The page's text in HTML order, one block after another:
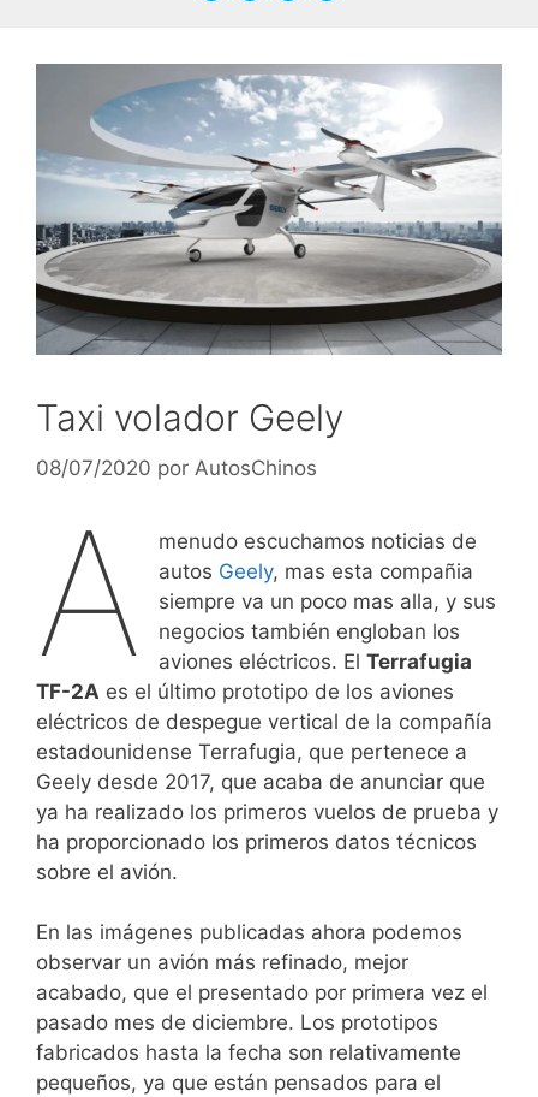
Taxi volador Geely
08/07/2020 por AutosChinos
A
menudo escuchamos noticias de
autos Geely, mas esta compañia
siempre va un poco mas alla, y sus
negocios también engloban los
aviones eléctricos. ElTerrafugia
TF-2A es el último prototipo de los aviones
eléctricos de despegue vertical de la compañía
estadounidense Terrafugia, que pertenece a
Geely desde 2017, que acaba de anunciar que
ya ha realizado los primeros vuelos de prueba y
ha proporcionado los primeros datos técnicos
sobre el avión.
En las imágenes publicadas ahora podemos
observar un avión más refinado, mejor
acabado, que el presentado por primera vez el
pasado mes de diciembre. Los prototipos
fabricados hasta la fecha son relativamente
pequeños, ya que están pensados para el